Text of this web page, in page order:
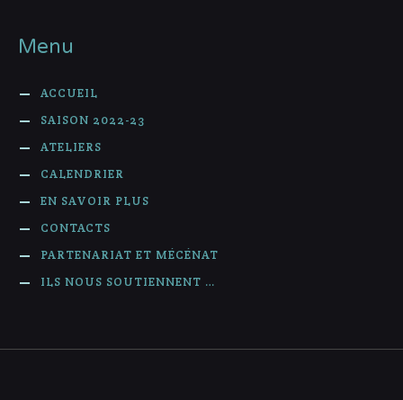
Menu
ACCUEIL
SAISON 2022-23
ATELIERS
CALENDRIER
EN SAVOIR PLUS
CONTACTS
PARTENARIAT ET MÉCÉNAT
ILS NOUS SOUTIENNENT …